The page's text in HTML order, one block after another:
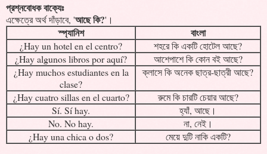
প্রশ্নবোধক বাক্যেঃ
এক্ষেত্রে অর্থ দাঁড়াবে, 'আছে কি?'।
স্প্যানিশ বাংলা
¿Hay un hotel en el centro?
শহরে কি একটি হোটেল আছে?
¿Hay algunos libros por aquí?
আশেপাশে কি কোন বই আছে?
¿Hay muchos estudiantes en la
clase?
ক্লাসে কি অনেক ছাত্র-ছাত্রী আছে?
¿Hay cuatro sillas en el cuarto?
রুমে কি চারটি চেয়ার আছে?
Sí. Sí hay.
হ্যাঁ, আছে।
No. No hay.
না, নেই।
¿Hay una chica o dos?
মেয়ে দুটি নাকি একটি?